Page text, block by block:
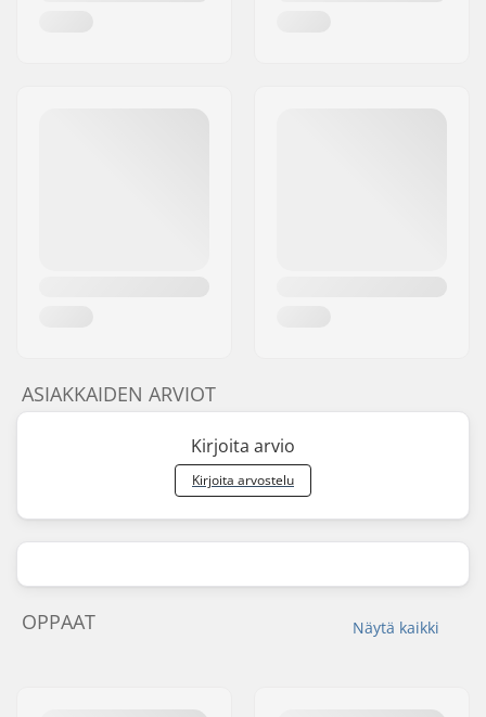
ASIAKKAIDEN ARVIOT
Kirjoita arvio
Kirjoita arvostelu
Näytä kaikki
OPPAAT